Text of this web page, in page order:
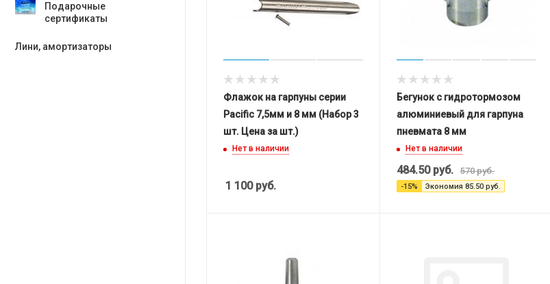
Подарочные
сертификаты
Лини, амортизаторы
Флажок на гарпуны серии
Pacific 7,5мм и 8 мм (Набор 3
шт. Цена за шт.)
Нет в наличии
1 100руб.
Бегунок с гидротормозом
алюминиевый для гарпуна
пневмата 8 мм
Нет в наличии
484.50руб. 570руб.
-15% Экономия 85.50 руб.